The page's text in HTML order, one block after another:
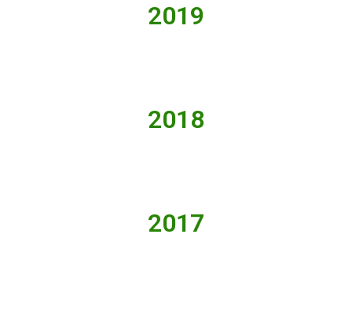
2019
2018
2017